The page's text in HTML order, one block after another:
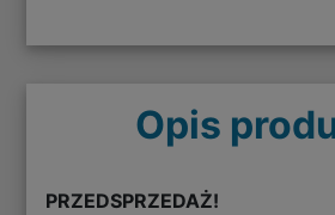
Opis
PRZEDSPRZEDAŻ!